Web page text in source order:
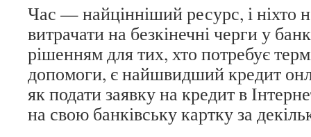
Час — найцінніший ресурс, і ніхто
витрачати на безкінечні черги у
рішенням для тих, хто потребує
допомоги, є найшвидший кредит
як подати заявку на кредит в
на свою банківську картку за